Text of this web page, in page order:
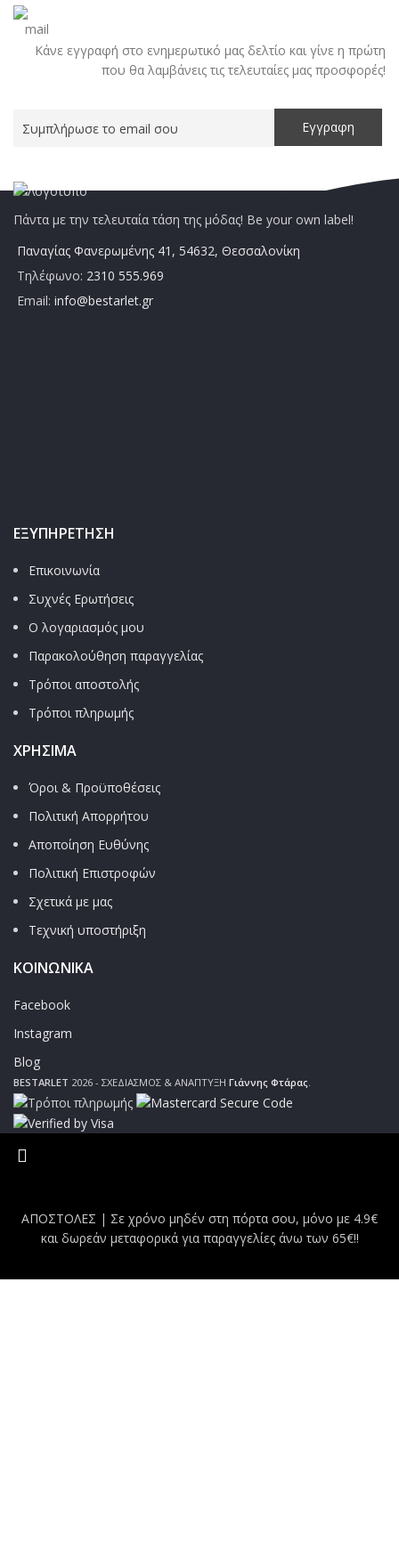
Κάνε εγγραφή στο ενημερωτικό μας δελτίο και γίνε η πρώτη
που θα λαμβάνεις τις τελευταίες μας προσφορές!
Πάντα με την τελευταία τάση της μόδας! Be your own label!
Παναγίας Φανερωμένης 41, 54632, Θεσσαλονίκη
Τηλέφωνο: 2310 555.969
Email: info@bestarlet.gr
ΕΞΥΠΗΡΈΤΗΣΗ
Επικοινωνία
Συχνές Ερωτήσεις
Ο λογαριασμός μου
Παρακολούθηση παραγγελίας
Τρόποι αποστολής
Τρόποι πληρωμής
ΧΡΉΣΙΜΑ
Όροι & Προϋποθέσεις
Πολιτική Απορρήτου
Αποποίηση Ευθύνης
Πολιτική Επιστροφών
Σχετικά με μας
Τεχνική υποστήριξη
ΚΟΙΝΩΝΙΚΑ
Facebook
Instagram
Blog
BESTARLET 2026 - ΣΧΕΔΙΑΣΜΟΣ & ΑΝΑΠΤΥΞΗ Γιάννης Φτάρας.
ΑΠΟΣΤΟΛΕΣ | Σε χρόνο μηδέν στη πόρτα σου, μόνο με 4.9€
και δωρεάν μεταφορικά για παραγγελίες άνω των 65€!!